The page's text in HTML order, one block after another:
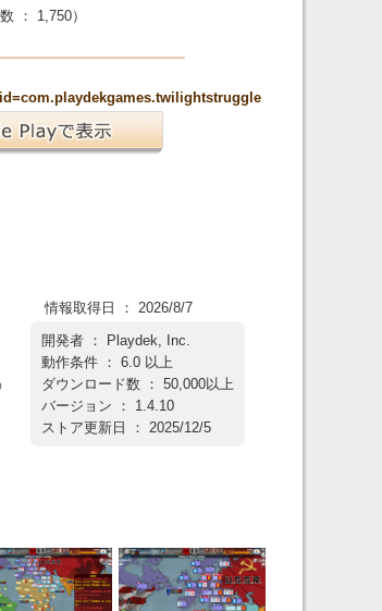
： 1,750）
情報取得日 ： 2026/8/7
開発者 ：
Playdek, Inc.
動作条件 ： 6.0 以上
ダウンロード数 ： 50,000以上
バージョン ： 1.4.10
ストア更新日 ： 2025/12/5